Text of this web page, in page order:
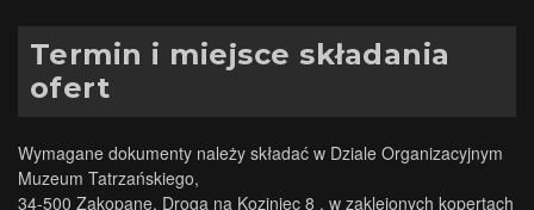
Termin i miejsce składania
ofert
Wymagane dokumenty należy składać w Dziale Organizacyjnym
Muzeum Tatrzańskiego,
34-500 Zakopane, Droga na Koziniec 8 , w zaklejonych kopertach